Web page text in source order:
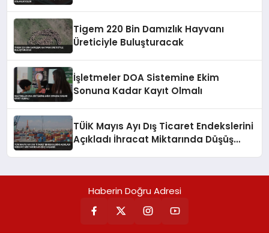
Tigem 220 Bin Damızlık Hayvanı
Üreticiyle Buluşturacak
İşletmeler DOA Sistemine Ekim
Sonuna Kadar Kayıt Olmalı
TÜİK Mayıs Ayı Dış Ticaret Endekslerini
Açıkladı İhracat Miktarında Düşüş
Haberin Doğru Adresi